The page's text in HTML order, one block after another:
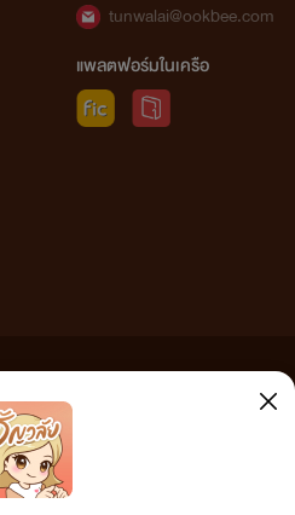
tunwalai@ookbee.com
แพลตฟอร์มในเครือ
ข้อความใดๆ ทั้งสิ้น ดังนั้นผู้อ่านทุกท่านโปรดใช้
ท่านพบข้อความใดๆ ที่ขัดต่อกฎหมายและศีลธรรม
นจะได้ดำเนินการในทันที ทั้งนี้ ทางเว็บไซต์ขอสงวน
พ.ศ.2558